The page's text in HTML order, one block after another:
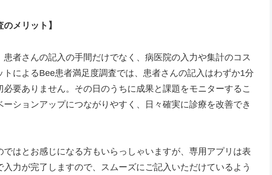
メリット】
者さんの記入の手間だけでなく、病医院の入力や集計のコス
トによるBee患者満足度調査では、患者さんの記入はわずか1分
要ありません。その日のうちに成果と課題をモニターするこ
ションアップにつながりやすく、日々確実に診療を改善でき
はとお感じになる方もいらっしゃいますが、専用アプリは表
力が完了しますので、スムーズにご記入いただけているよう